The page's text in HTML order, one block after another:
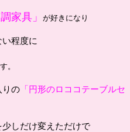
家具」 が好きになり
程度に
。
りの 「円形のロココテーブルセ
しだけ変えただけで